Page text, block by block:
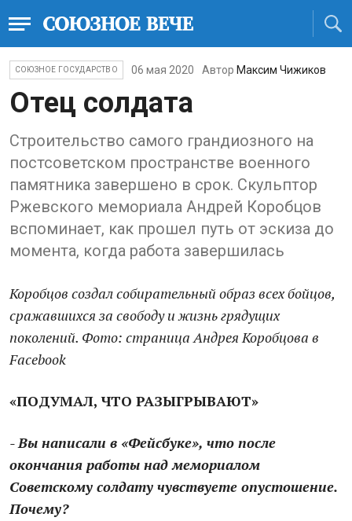
СОЮЗНОЕ ГОСУДАРСТВО 06 мая 2020 Автор Максим Чижиков
Отец солдата
Строительство самого грандиозного на
постсоветском пространстве военного
памятника завершено в срок. Скульптор
Ржевского мемориала Андрей Коробцов
вспоминает, как прошел путь от эскиза до
момента, когда работа завершилась
Коробцов создал собирательный образ всех бойцов,
сражавшихся за свободу и жизнь грядущих
поколений. Фото: страница Андрея Коробцова в
Facebook
«ПОДУМАЛ, ЧТО РАЗЫГРЫВАЮТ»
- Вы написали в «Фейсбуке», что после
окончания работы над мемориалом
Советскому солдату чувствуете опустошение.
Почему?